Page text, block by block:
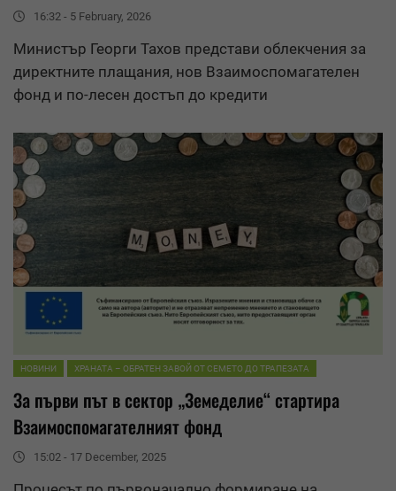
16:32 - 5 February, 2026
Министър Георги Тахов представи облекчения за
директните плащания, нов Взаимоспомагателен
фонд и по-лесен достъп до кредити
НОВИНИ ХРАНАТА – ОБРАТЕН ЗАВОЙ ОТ СЕМЕТО ДО ТРАПЕЗАТА
За първи път в сектор „Земеделие“ стартира
Взаимоспомагателният фонд
15:02 - 17 December, 2025